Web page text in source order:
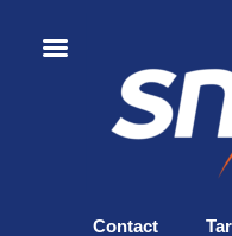
Contact